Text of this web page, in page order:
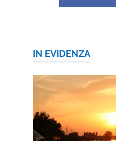
IN EVIDENZA